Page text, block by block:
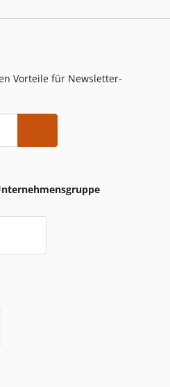
Vorteile für Newsletter-